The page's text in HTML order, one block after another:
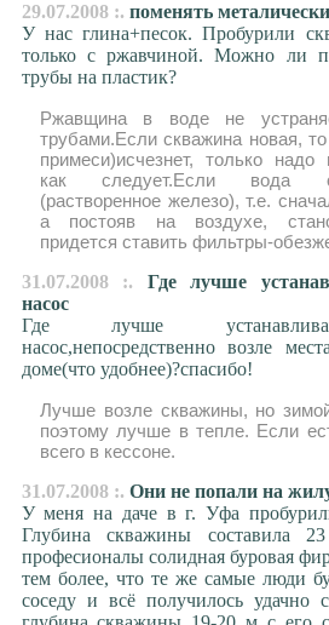
29.07.2008 :. поменять
У нас глина+песок. Пробурили
только с ржавчиной. Можно ли
трубы на пластик?
Ржавщина в воде не
трубами.Если скважина новая,
примеси)исчезнет, только надо
как следует.Если вода
(растворенное железо), т.е.
а постояв на воздухе,
придется ставить фильтры-
31.07.2008 :. Где лучше
насос
Где лучше
насос,непосредственно возле
доме(что удобнее)?спасибо!
Лучше возле скважины, но
поэтому лучше в тепле. Если
всего в кессоне.
31.07.2008 :. Они не попали на
У меня на даче в г. Уфа
Глубина скважины составила
професионалы солидная буровая
тем более, что те же самые люди
соседу и всё получилось удачно